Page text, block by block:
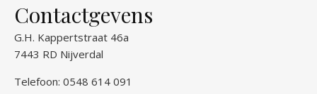
Contactgevens
G.H. Kappertstraat 46a
7443 RD Nijverdal
Telefoon: 0548 614 091